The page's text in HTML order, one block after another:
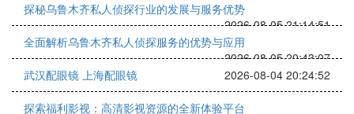
探秘乌鲁木齐私人侦探行业的发展与服务优势
2026-08-05 21:14:51
全面解析乌鲁木齐私人侦探服务的优势与应用
2026-08-05 20:43:07
武汉配眼镜 上海配眼镜
2026-08-04 20:24:52
探索福利影视：高清影视资源的全新体验平台